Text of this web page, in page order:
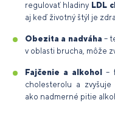
regulovať hladiny LDL
aj keď životný štýl je
Obezita a nadváha –
v oblasti brucha, môže
Fajčenie a alkohol
–
cholesterolu a zvyšuje
ako nadmerné pitie